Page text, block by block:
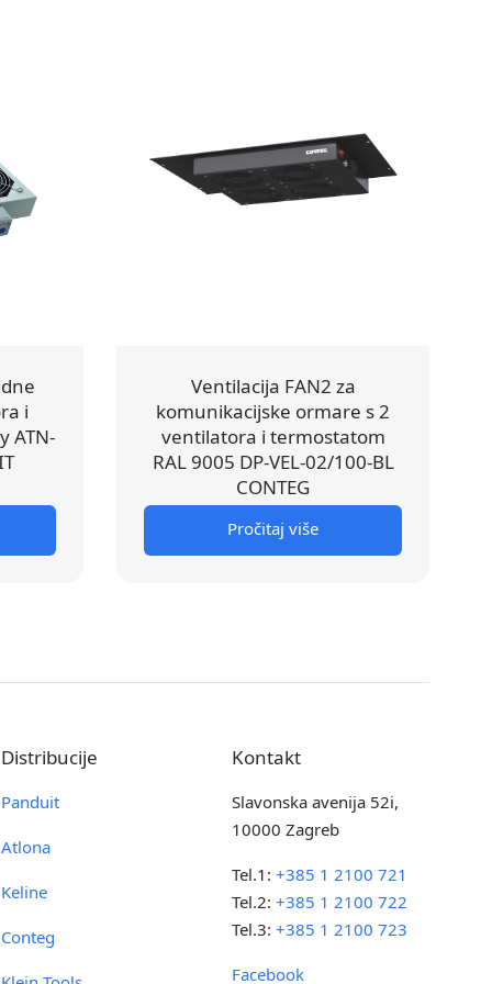
i
ATN-
Ventilacija FAN2 za
komunikacijske ormare s 2
ventilatora i termostatom
RAL 9005 DP-VEL-02/100-BL
CONTEG
Pročitaj više
Distribucije
Panduit
Atlona
Keline
Conteg
Kontakt
Slavonska avenija 52i,
10000 Zagreb
Tel.1:+385 1 2100 721
Tel.2:+385 1 2100 722
Tel.3:+385 1 2100 723
Facebook